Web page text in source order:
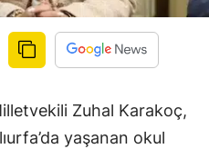
Zuhal Karakoç,
yaşanan okul